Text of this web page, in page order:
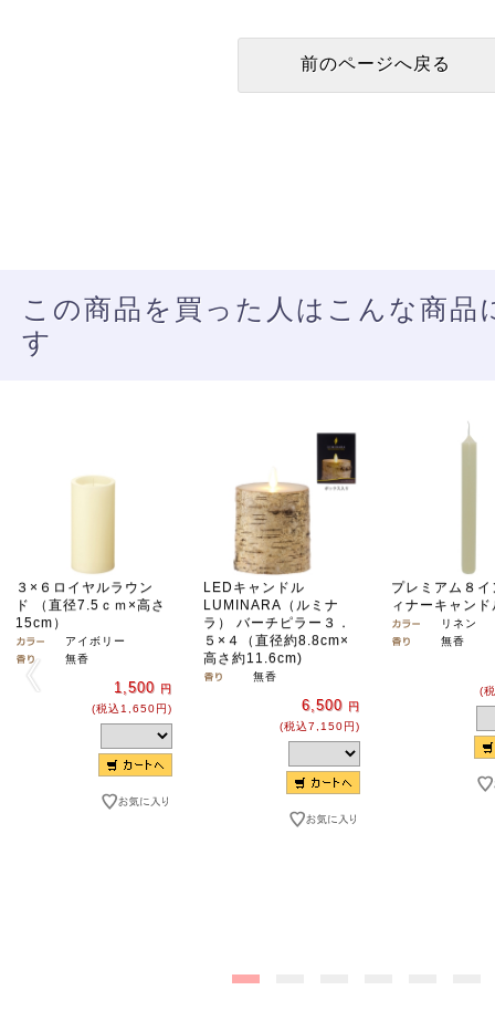
この商品を買った人はこんな商品
す
３×６ロイヤルラウン
ド （直径7.5ｃｍ×高さ
15cm）
アイボリー
無香
1,500 円
(税込1,650円)
LEDキャンドル
LUMINARA（ルミナ
ラ） バーチピラー３．
５×４（直径約8.8cm×
高さ約11.6cm)
無香
6,500 円
(税込7,150円)
プレミアム８
ィナーキャン
リネン
無香
(